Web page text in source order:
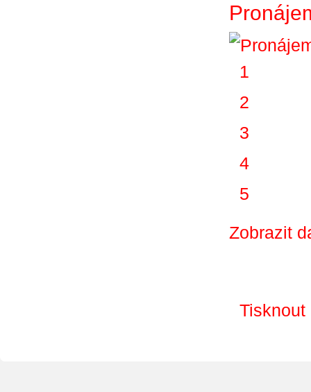
1
2
3
4
5
Zobrazit
Tisknout